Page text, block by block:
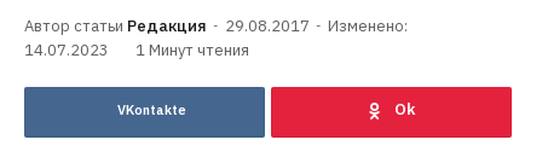
Редакция 29.08.2017
Изменено:
14.07.2023
1 Минут чтения
VKontakte